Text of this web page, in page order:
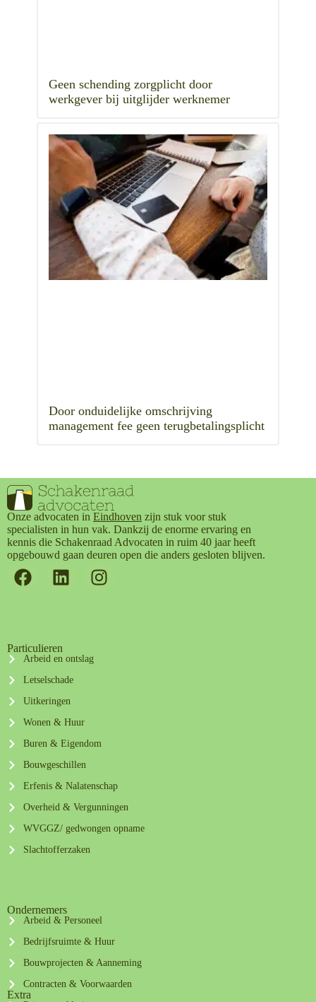
Geen schending zorgplicht door
werkgever bij uitglijder werknemer
Door onduidelijke omschrijving
management fee geen terugbetalingsplicht
Onze advocaten in Eindhoven zijn stuk voor stuk
specialisten in hun vak. Dankzij de enorme ervaring en
kennis die Schakenraad Advocaten in ruim 40 jaar heeft
opgebouwd gaan deuren open die anders gesloten blijven.
Particulieren
Arbeid en ontslag
Letselschade
Uitkeringen
Wonen & Huur
Buren & Eigendom
Bouwgeschillen
Erfenis & Nalatenschap
Overheid & Vergunningen
WVGGZ/ gedwongen opname
Slachtofferzaken
Ondernemers
Arbeid & Personeel
Bedrijfsruimte & Huur
Bouwprojecten & Aanneming
Contracten & Voorwaarden
Extra